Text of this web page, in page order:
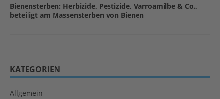
Bienensterben: Herbizide, Pestizide, Varroamilbe & Co.,
beteiligt am Massensterben von Bienen
KATEGORIEN
Allgemein